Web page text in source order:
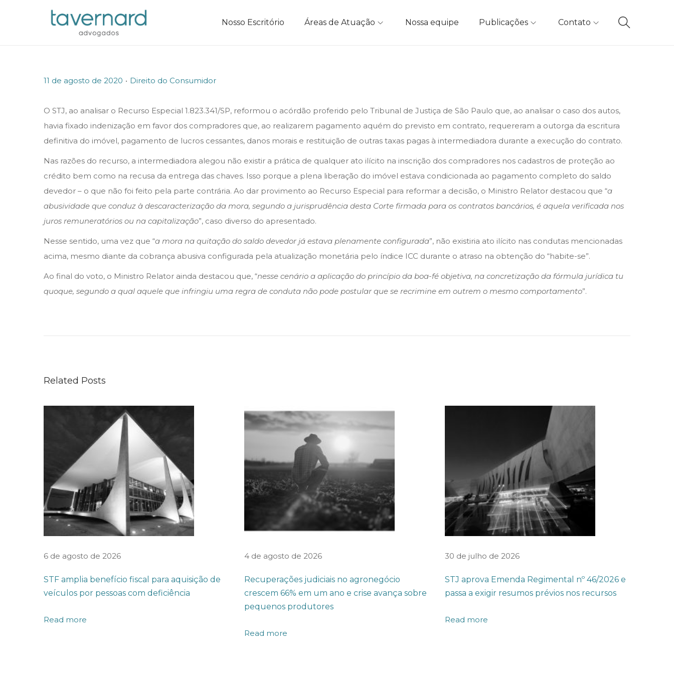
Nosso Escritório Áreas de Atuação Nossa equipe Publicações Contato
P
s
t
e
11 de agosto de 2020 . P
s
t
e
Direito do Consumidor
O STJ, ao analisar o Recurso Especial 1.823.341/SP, reformou o acórdão proferido pelo Tribunal de Justiça de São Paulo que, ao analisar o caso dos autos,
havia fixado indenização em favor dos compradores que, ao realizarem pagamento aquém do previsto em contrato, requereram a outorga da escritura
definitiva do imóvel, pagamento de lucros cessantes, danos morais e restituição de outras taxas pagas à intermediadora durante a execução do contrato.
Nas razões do recurso, a intermediadora alegou não existir a prática de qualquer ato ilícito na inscrição dos compradores nos cadastros de proteção ao
crédito bem como na recusa da entrega das chaves. Isso porque a plena liberação do imóvel estava condicionada ao pagamento completo do saldo
devedor – o que não foi feito pela parte contrária. Ao dar provimento ao Recurso Especial para reformar a decisão, o Ministro Relator destacou que “a
abusividade que conduz à descaracterização da mora, segundo a jurisprudência desta Corte firmada para os contratos bancários, é aquela verificada nos
juros remuneratórios ou na capitalização”, caso diverso do apresentado.
Nesse sentido, uma vez que “a mora na quitação do saldo devedor já estava plenamente configurada”, não existiria ato ilícito nas condutas mencionadas
acima, mesmo diante da cobrança abusiva configurada pela atualização monetária pelo índice ICC durante o atraso na obtenção do “habite-se”.
Ao final do voto, o Ministro Relator ainda destacou que, “nesse cenário a aplicação do princípio da boa-fé objetiva, na concretização da fórmula jurídica tu
quoque, segundo a qual aquele que infringiu uma regra de conduta não pode postular que se recrimine em outrem o mesmo comportamento”.
S
A
D
D
E
E
A
Related Posts
6 de agosto de 2026
STF amplia benefício fiscal para aquisição de
veículos por pessoas com deficiência
Read more
4 de agosto de 2026
Recuperações judiciais no agronegócio
crescem 66% em um ano e crise avança sobre
pequenos produtores
Read more
30 de julho de 2026
STJ aprova Emenda Regimental nº 46/2026 e
passa a exigir resumos prévios nos recursos
Read more